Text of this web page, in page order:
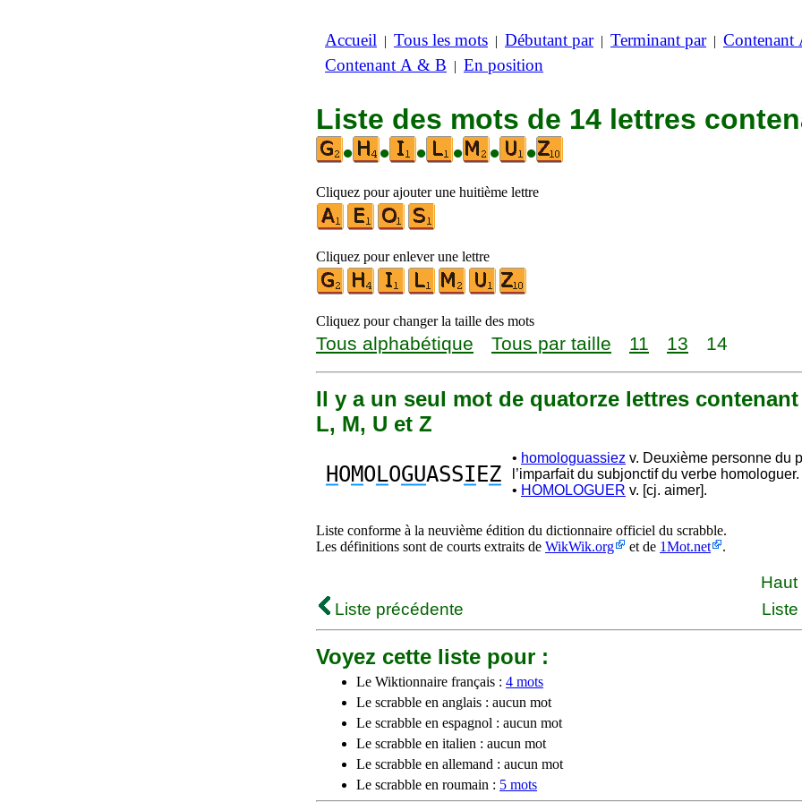
Accueil | Tous les mots | Débutant par| Terminant par| Contenant
Contenant A & B | En position
Liste des mots de 14 lettres
•
• • • • •
Cliquez pour ajouter une huitième lettre
Cliquez pour enlever une lettre
Cliquez pour changer la taille des mots
Tous alphabétique Tous par taille 11 13 14
Il y a un seul mot de quatorze lettres contenant
L, M, U et Z
HOMO LOGUASSI EZ
• homologuassiez v. Deuxième personne du
l’imparfait du subjonctif du verbe homologuer.
• HOMOLOGUER v. [cj. aimer].
Liste conforme à la neuvième édition du dictionnaire officiel du scrabble.
Les définitions sont de courts extraits de WikWik.org et de 1Mot.net .
Haut
Liste précédente
Voyez cette liste pour :
Le Wiktionnaire français : 4 mots
Le scrabble en anglais : aucun mot
Le scrabble en espagnol : aucun mot
Le scrabble en italien : aucun mot
Le scrabble en allemand : aucun mot
Le scrabble en roumain : 5 mots